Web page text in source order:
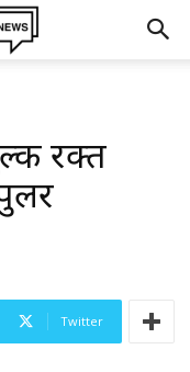
रक्त
Twitter